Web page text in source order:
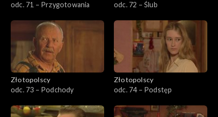
odc. 71 – Przygotowania
odc. 72 – Ślub
Złotopolscy
odc. 73 – Podchody
Złotopolscy
odc. 74 – Podstęp